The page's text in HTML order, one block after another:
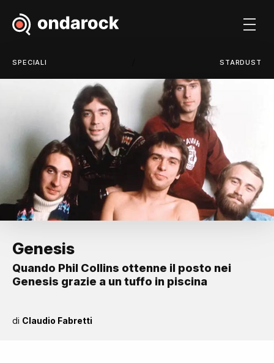
SPECIALI STARDUST
Genesis
Quando Phil Collins ottenne il posto nei
Genesis grazie a un tuffo in piscina
di Claudio Fabretti